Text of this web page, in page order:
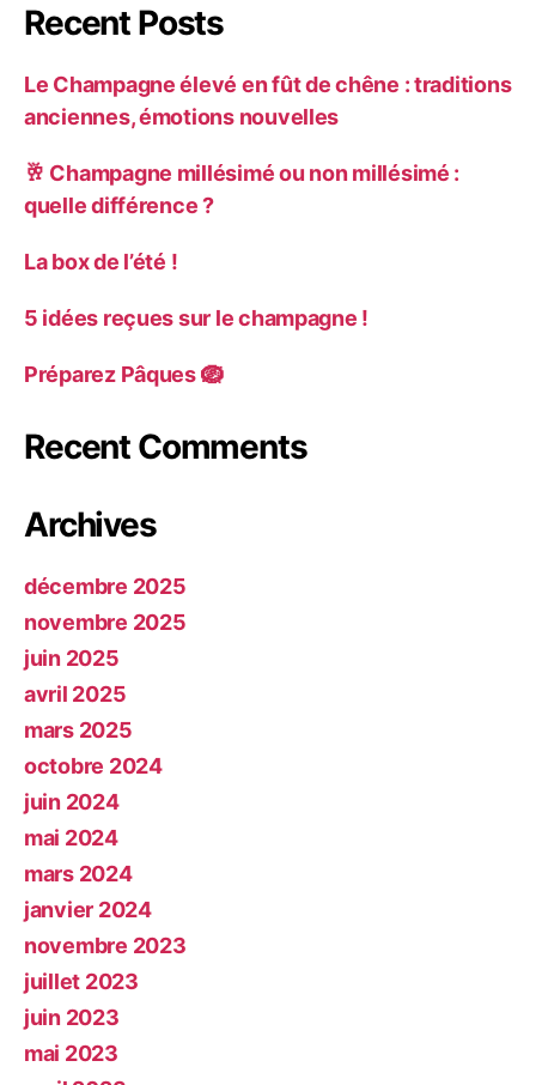
Recent Posts
Le Champagne élevé en fût de chêne : traditions
anciennes, émotions nouvelles
🥂 Champagne millésimé ou non millésimé :
quelle différence ?
La box de l’été !
5 idées reçues sur le champagne !
Préparez Pâques 🪺
Recent Comments
Archives
décembre 2025
novembre 2025
juin 2025
avril 2025
mars 2025
octobre 2024
juin 2024
mai 2024
mars 2024
janvier 2024
novembre 2023
juillet 2023
juin 2023
mai 2023